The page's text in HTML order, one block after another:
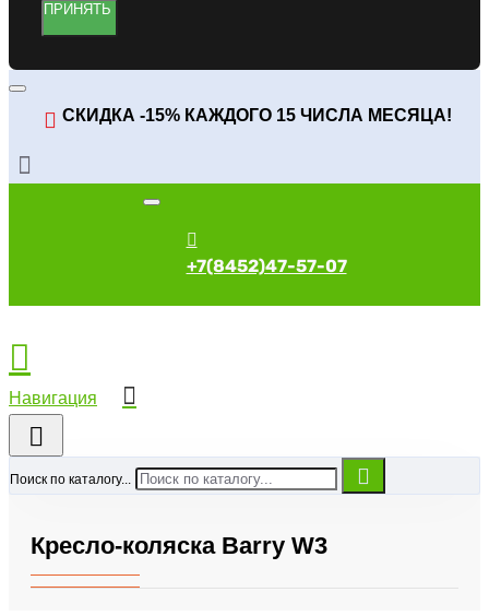
ПРИНЯТЬ
СКИДКА -15% КАЖДОГО 15 ЧИСЛА МЕСЯЦА!
+7(8452)47-57-07
Поиск по каталогу...
Кресло-коляска Barry W3